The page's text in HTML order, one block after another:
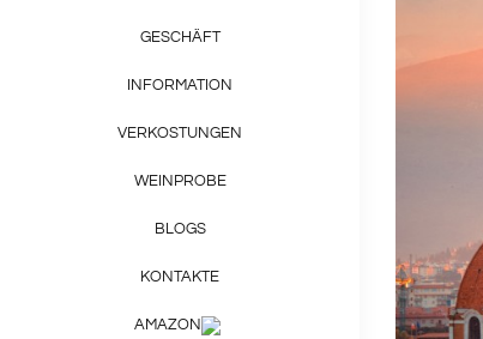
GESCHÄFT
INFORMATION
VERKOSTUNGEN
WEINPROBE
BLOGS
KONTAKTE
AMAZON